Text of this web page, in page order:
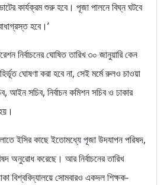
কার্যক্রম শুরু হবে। পূজা পালনে বিঘ্ন ঘটবে
হবে।’
নির্বাচনের ঘোষিত তারিখ ৩০ জানুয়ারি কেন
ঘোষণা করা হবে না, সেই মর্মে রুলও চাওয়া
আইন সচিব, নির্বাচন কমিশন সচিব ও ঢাকার
ইসির কাছে ইতোমধ্যে পূজা উদযাপন পরিষদ,
অনুরোধ করেছে। আর নির্বাচনের তারিখ
বিশ্ববিদ্যালয়ে সোমবারও একদল শিক্ষক-